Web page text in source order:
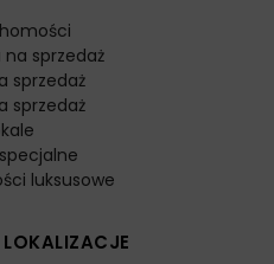
na sprzedaż
sprzedaż
sprzedaż
luksusowe